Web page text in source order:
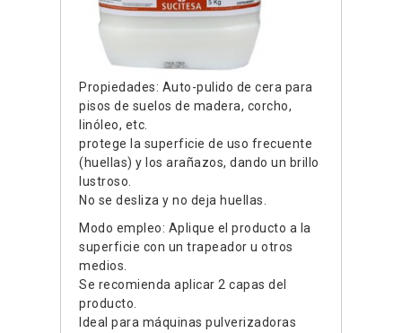
Propiedades: Auto-pulido de cera para
pisos de suelos de madera, corcho,
linóleo, etc.
protege la superficie de uso frecuente
(huellas) y los arañazos, dando un brillo
lustroso.
No se desliza y no deja huellas.
Modo empleo: Aplique el producto a la
superficie con un trapeador u otros
medios.
Se recomienda aplicar 2 capas del
producto.
Ideal para máquinas pulverizadoras